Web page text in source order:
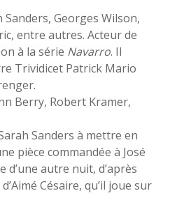
Georges Wilson,
, entre autres. Acteur de
à la série Navarro. Il
Trividicet Patrick Mario
Berry, Robert Kramer,
Sanders à mettre en
pièce commandée à José
d’une autre nuit, d’après
d’Aimé Césaire, qu’il joue sur